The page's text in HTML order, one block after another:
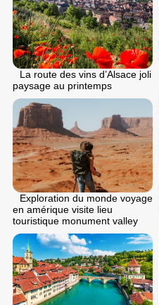
La route des vins d’Alsace joli
paysage au printemps
Exploration du monde voyage
en amérique visite lieu
touristique monument valley